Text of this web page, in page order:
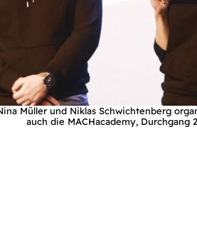
Müller und Niklas Schwichtenberg
auch die MACHacademy, Durchgang